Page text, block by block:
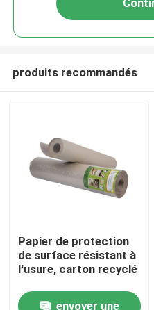
A propos de nous
Contacts
produits recommandés
Papier de protection
de surface résistant à
l'usure, carton recyclé
envoyer une